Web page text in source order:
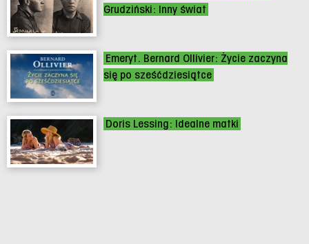
Grudziński: Inny świat
Emeryt. Bernard Ollivier: Życie zaczyna
się po sześćdziesiątce
Doris Lessing: Idealne matki